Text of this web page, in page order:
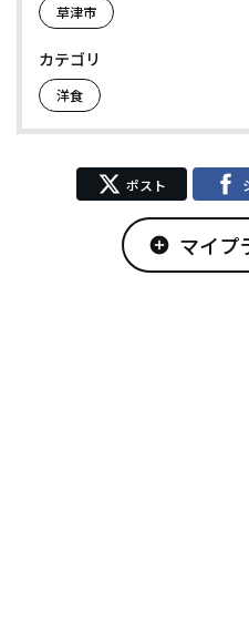
草津市
カテゴリ
洋食
ポスト
add_circle マイプ